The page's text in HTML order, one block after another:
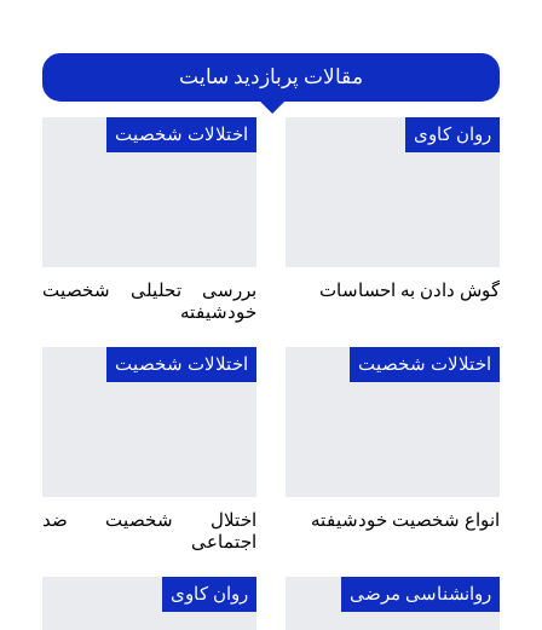
مقالات پربازدید سایت
روان کاوی
گوش دادن به احساسات
اختلالات شخصیت
بررسی تحلیلی شخصیت
خودشیفته
اختلالات شخصیت
انواع شخصیت خودشیفته
اختلالات شخصیت
اختلال شخصیت ضد
اجتماعی
روانشناسی مرضی روان کاوی